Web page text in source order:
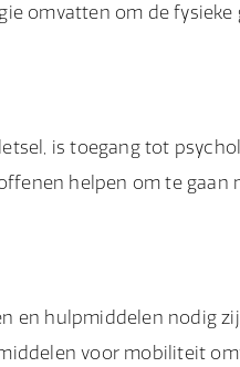
omvatten om de fysieke
is toegang tot
helpen om te gaan
en hulpmiddelen nodig
voor mobiliteit